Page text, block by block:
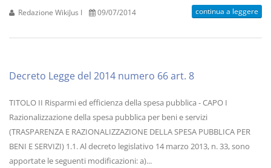
Redazione WikiJus I 09/07/2014 continua a leggere
Decreto Legge del 2014 numero 66 art. 8
TITOLO II Risparmi ed efficienza della spesa pubblica - CAPO I
Razionalizzazione della spesa pubblica per beni e servizi
(TRASPARENZA E RAZIONALIZZAZIONE DELLA SPESA PUBBLICA PER
BENI E SERVIZI) 1.1. Al decreto legislativo 14 marzo 2013, n. 33, sono
apportate le seguenti modificazioni: a)...